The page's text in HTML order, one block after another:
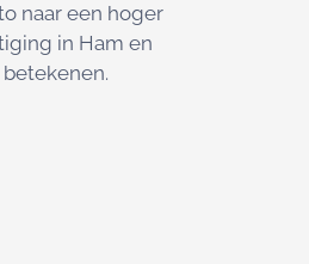
naar een hoger
in Ham en